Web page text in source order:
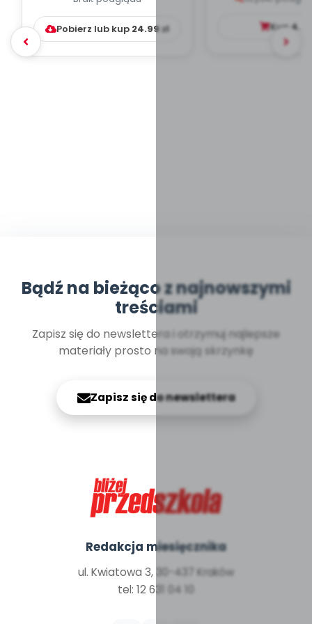
DYDAKTYC...
Pobierz lub kup 24.99zł Kup
Bądź na bieżąco z najnowszymi
treściami
Zapisz się do newslettera i otrzymuj najlepsze
materiały prosto na swoją skrzynkę
Zapisz się do newslettera
Redakcja miesięcznika
ul. Kwiatowa 3, 30-437 Kraków
tel: 12 631 04 10